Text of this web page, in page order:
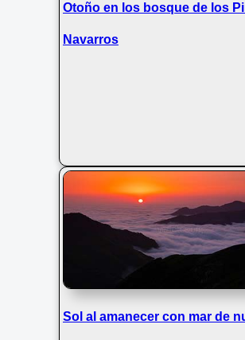
Otoño en los bosque de los
Navarros
Sol al amanecer con mar de